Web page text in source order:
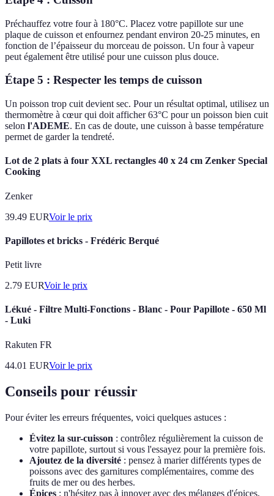
Préchauffez votre four à 180°C. Placez votre papillote sur une
plaque de cuisson et enfournez pendant environ 20-25 minutes, en
fonction de l’épaisseur du morceau de poisson. Un four à vapeur
peut également être utilisé pour une cuisson plus douce.
Étape 5 : Respecter les temps de cuisson
Un poisson trop cuit devient sec. Pour un résultat optimal, utilisez un
thermomètre à cœur qui doit afficher 63°C pour un poisson bien cuit
selon l'ADEME. En cas de doute, une cuisson à basse température
permet de garder la tendreté.
Lot de 2 plats à four XXL rectangles 40 x 24 cm Zenker Special
Cooking
Zenker
39.49 EURVoir le prix
Papillotes et bricks - Frédéric Berqué
Petit livre
2.79 EURVoir le prix
Lékué - Filtre Multi-Fonctions - Blanc - Pour Papillote - 650 Ml
- Luki
Rakuten FR
44.01 EURVoir le prix
Conseils pour réussir
Pour éviter les erreurs fréquentes, voici quelques astuces :
Évitez la sur-cuisson : contrôlez régulièrement la cuisson de
votre papillote, surtout si vous l'essayez pour la première fois.
Ajoutez de la diversité : pensez à marier différents types de
poissons avec des garnitures complémentaires, comme des
fruits de mer ou des herbes.
Épices : n'hésitez pas à innover avec des mélanges d'épices,